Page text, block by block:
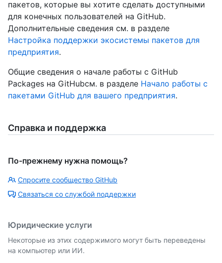
пакетов, которые вы хотите сделать доступными
для конечных пользователей на GitHub.
Дополнительные сведения см. в разделе
Настройка поддержки экосистемы пакетов для
предприятия.
Общие сведения о начале работы с GitHub
Packages на GitHubсм. в разделе Начало работы с
пакетами GitHub для вашего предприятия.
Справка и поддержка
По-прежнему нужна помощь?
Спросите сообщество GitHub
Связаться со службой поддержки
Юридические услуги
Некоторые из этих содержимого могут быть переведены
на компьютер или ИИ.